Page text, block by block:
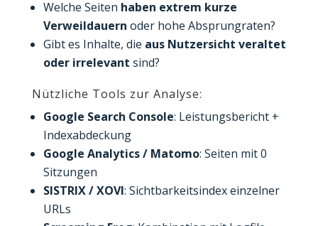
Welche Seiten haben extrem kurze
Verweildauern oder hohe Absprungraten?
Gibt es Inhalte, die aus Nutzersicht veraltet
oder irrelevant sind?
Nützliche Tools zur Analyse:
Google Search Console: Leistungsbericht +
Indexabdeckung
Google Analytics / Matomo: Seiten mit 0
Sitzungen
SISTRIX / XOVI: Sichtbarkeitsindex einzelner
URLs